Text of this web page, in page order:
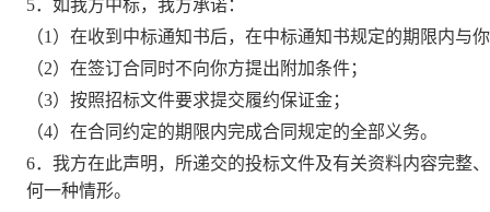
5．如我方中标，我方承诺：
（1）在收到中标通知书后，在中标通知书规定的期限内与
（2）在签订合同时不向你方提出附加条件；
（3）按照招标文件要求提交履约保证金；
（4）在合同约定的期限内完成合同规定的全部义务。
6．我方在此声明，所递交的投标文件及有关资料内容完整
何一种情形。